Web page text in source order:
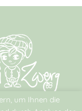
um Ihnen die